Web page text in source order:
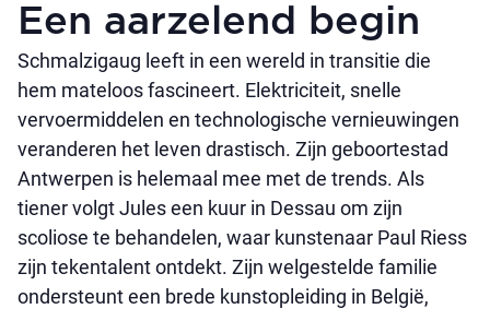
Een aarzelend begin
Schmalzigaug leeft in een wereld in transitie die
hem mateloos fascineert. Elektriciteit, snelle
vervoermiddelen en technologische vernieuwingen
veranderen het leven drastisch. Zijn geboortestad
Antwerpen is helemaal mee met de trends. Als
tiener volgt Jules een kuur in Dessau om zijn
scoliose te behandelen, waar kunstenaar Paul Riess
zijn tekentalent ontdekt. Zijn welgestelde familie
ondersteunt een brede kunstopleiding in België,